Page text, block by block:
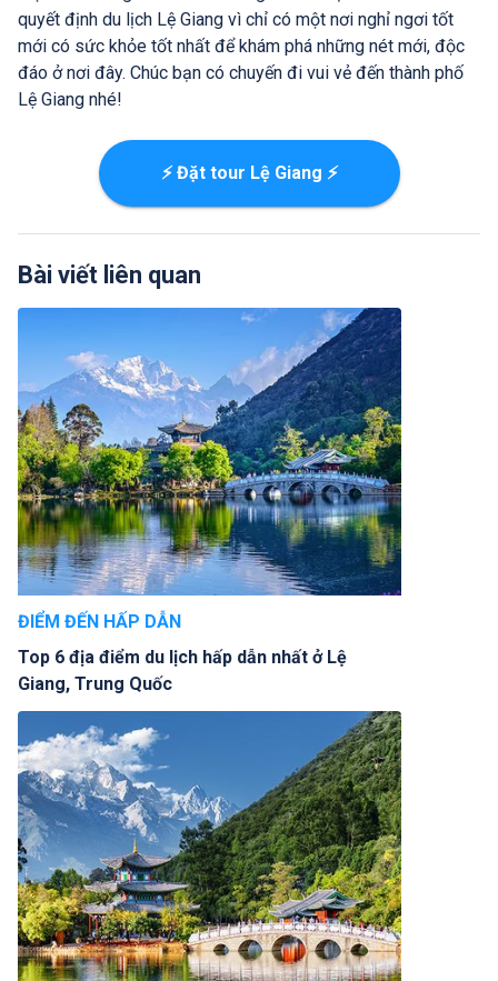
quyết định du lịch Lệ Giang vì chỉ có một nơi nghỉ ngơi tốt
mới có sức khỏe tốt nhất để khám phá những nét mới, độc
đáo ở nơi đây. Chúc bạn có chuyến đi vui vẻ đến thành phố
Lệ Giang nhé!
⚡ Đặt tour Lệ Giang ⚡
Bài viết liên quan
ĐIỂM ĐẾN HẤP DẪN
Top 6 địa điểm du lịch hấp dẫn nhất ở Lệ
Giang, Trung Quốc